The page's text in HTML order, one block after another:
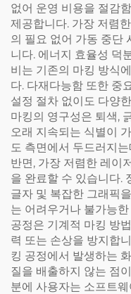
없어 운영 비용을 절감
제공합니다. 가장 저렴
의 필요 없어 가동 중단
니다. 에너지 효율성 덕
비는 기존의 마킹 방식
다. 다재다능함 또한 중
설정 절차 없이도 다양
마킹의 영구성은 퇴색,
오래 지속되는 식별이
도 측면에서 두드러지
반면, 가장 저렴한 레이
을 완료할 수 있습니다.
글자 및 복잡한 그래픽
는 어려우거나 불가능
공정은 기계적 마킹 방
력 또는 손상을 방지합
킹 공정에서 발생하는
질을 배출하지 않는 점
분에 사용자는 소프트